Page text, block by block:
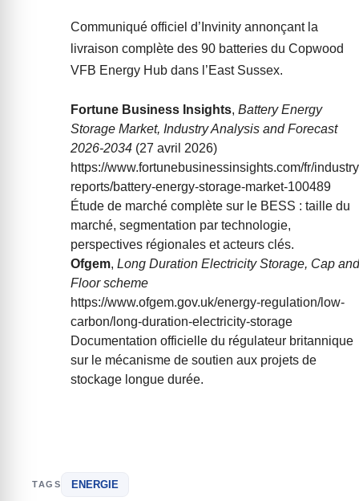
Communiqué officiel d’Invinity annonçant la
livraison complète des 90 batteries du Copwood
VFB Energy Hub dans l’East Sussex.
Fortune Business Insights, Battery Energy
Storage Market, Industry Analysis and Forecast
2026-2034 (27 avril 2026)
https://www.fortunebusinessinsights.com/fr/
reports/battery-energy-storage-market-100489
Étude de marché complète sur le BESS : taille du
marché, segmentation par technologie,
perspectives régionales et acteurs clés.
Ofgem, Long Duration Electricity Storage, Cap and
Floor scheme
https://www.ofgem.gov.uk/energy-regulation/low-
carbon/long-duration-electricity-storage
Documentation officielle du régulateur britannique
sur le mécanisme de soutien aux projets de
stockage longue durée.
TAGS ENERGIE